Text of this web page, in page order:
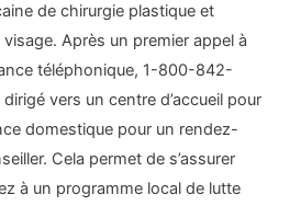
de chirurgie plastique et
Après un premier appel à
téléphonique, 1-800-842-
vers un centre d’accueil pour
domestique pour un rendez-
Cela permet de s’assurer
à un programme local de lutte